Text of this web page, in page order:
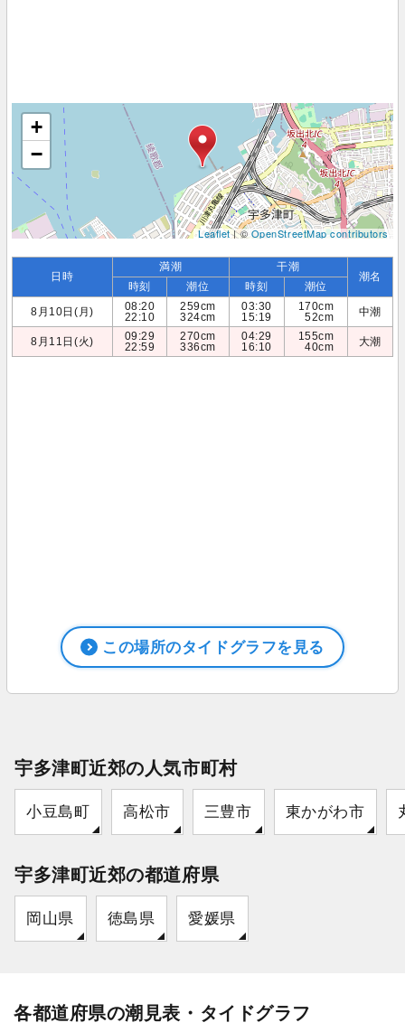
+
−
Leaflet| ©OpenStreetMap contributors
日時
満潮 干潮
潮名
時刻 潮位 時刻
潮位
8月10日(月)
08:20
22:10
259cm
324cm
03:30
15:19
170cm
52cm
中潮
8月11日(火)
09:29
22:59
270cm
336cm
04:29
16:10
155cm
40cm
大潮
この場所のタイドグラフを見る
宇多津町近郊の人気市町村
小豆島町 高松市 三豊市 東かがわ市
宇多津町近郊の都道府県
岡山県 徳島県 愛媛県
各都道府県の潮見表・タイドグラフ